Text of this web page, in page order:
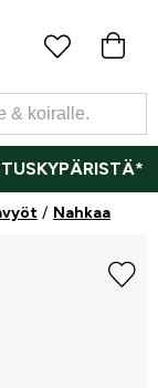
Nahkaa